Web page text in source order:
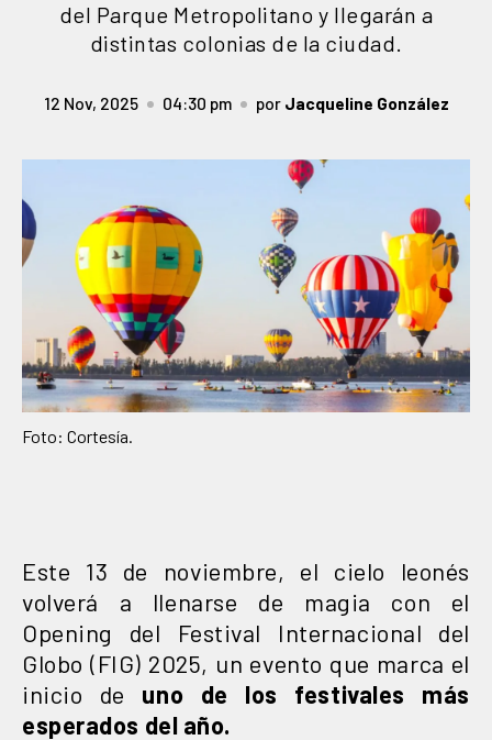
del Parque Metropolitano y llegarán a
distintas colonias de la ciudad.
12 Nov, 2025 04:30 pm por Jacqueline González
Foto: Cortesía.
Este 13 de noviembre, el cielo leonés
volverá a llenarse de magia con el
Opening del Festival Internacional del
Globo (FIG) 2025, un evento que marca el
inicio de uno de los festivales más
esperados del año.